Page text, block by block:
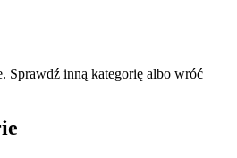
Sprawdź inną kategorię albo wróć